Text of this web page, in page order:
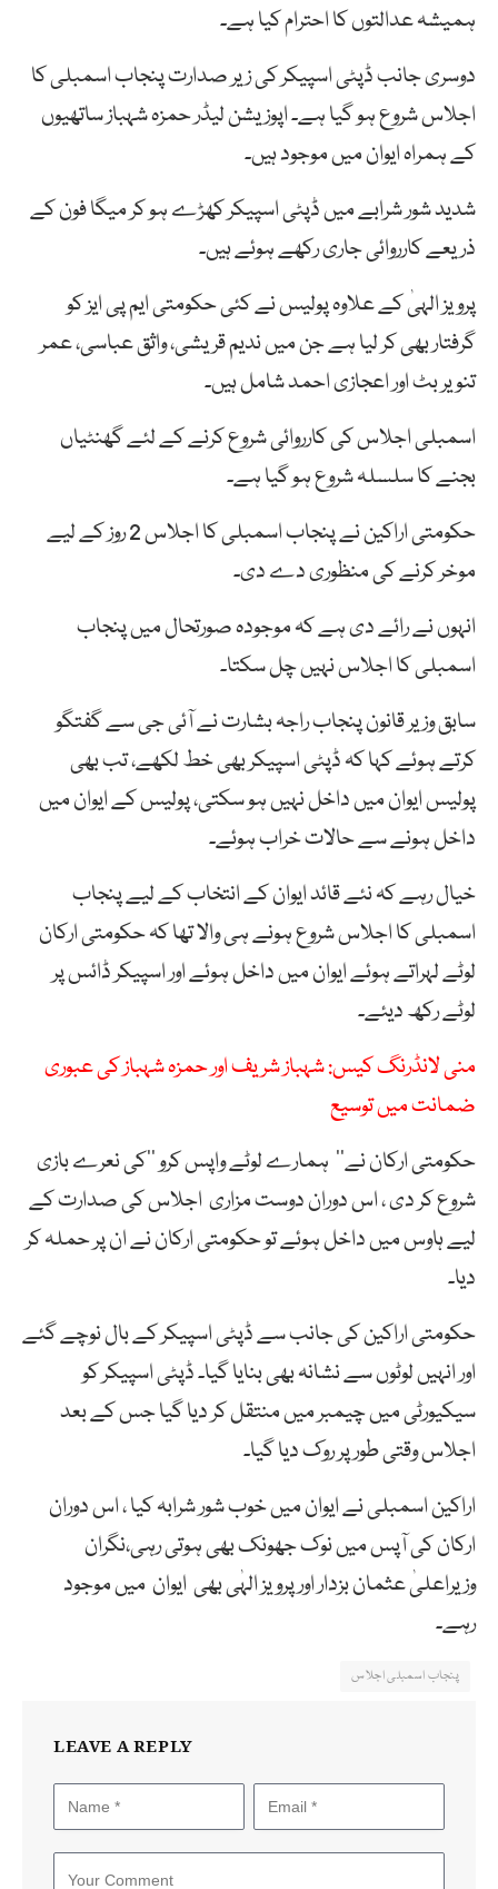
ہمیشہ عدالتوں کا احترام کیا ہے۔
دوسری جانب ڈپٹی اسپیکر کی زیر صدارت پنجاب اسمبلی کا
اجلاس شروع ہو گیا ہے۔ اپوزیشن لیڈر حمزہ شہباز ساتھیوں
کے ہمراہ ایوان میں موجود ہیں۔
شدید شور شرابے میں ڈپٹی اسپیکر کھڑے ہو کر میگا فون کے
ذریعے کارروائی جاری رکھے ہوئے ہیں۔
پرویز الہیٰ کے علاوہ پولیس نے کئی حکومتی ایم پی ایز کو
گرفتار بھی کر لیا ہے جن میں ندیم قریشی، واثق عباسی، عمر
تنویر بٹ اور اعجازی احمد شامل ہیں۔
اسمبلی اجلاس کی کارروائی شروع کرنے کے لئے گھنٹیاں
بجنے کا سلسلہ شروع ہو گیا ہے۔
حکومتی اراکین نے پنجاب اسمبلی کا اجلاس 2 روز کے لیے
موخر کرنے کی منظوری دے دی۔
انہوں نے رائے دی ہے کہ موجودہ صورتحال میں پنجاب
اسمبلی کا اجلاس نہیں چل سکتا۔
سابق وزیر قانون پنجاب راجہ بشارت نے آئی جی سے گفتگو
کرتے ہوئے کہا کہ ڈپٹی اسپیکر بھی خط لکھے، تب بھی
پولیس ایوان میں داخل نہیں ہو سکتی، پولیس کے ایوان میں
داخل ہونے سے حالات خراب ہوئے۔
خیال رہے کہ نئے قائد ایوان کے انتخاب کے لیے پنجاب
اسمبلی کا اجلاس شروع ہونے ہی والا تھا کہ حکومتی ارکان
لوٹے لہراتے ہوئے ایوان میں داخل ہوئے اور اسپیکر ڈائس پر
لوٹے رکھ دیئے۔
منی لانڈرنگ کیس: شہباز شریف اور حمزہ شہباز کی عبوری
ضمانت میں توسیع
حکومتی ارکان نے’’ ہمارے لوٹے واپس کرو ‘‘کی نعرے بازی
شروع کر دی ، اس دوران دوست مزاری اجلاس کی صدارت کے
لیے ہاوس میں داخل ہوئے تو حکومتی ارکان نے ان پر حملہ کر
دیا۔
حکومتی اراکین کی جانب سے ڈپٹی اسپیکر کے بال نوچے گئے
اور انہیں لوٹوں سے نشانہ بھی بنایا گیا۔ ڈپٹی اسپیکر کو
سیکیورٹی میں چیمبر میں منتقل کر دیا گیا جس کے بعد
اجلاس وقتی طور پر روک دیا گیا۔
اراکین اسمبلی نے ایوان میں خوب شور شرابہ کیا ، اس دوران
ارکان کی آپس میں نوک جھونک بھی ہوتی رہی،نگران
وزیراعلیٰ عثمان بزدار اور پرویز الہٰی بھی ایوان میں موجود
رہے۔
پنجاب اسمبلی اجلاس
LEAVE A REPLY